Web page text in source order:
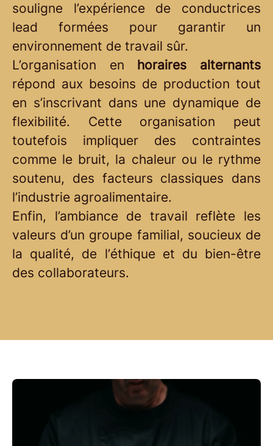
souligne l’expérience de conductrices
lead formées pour garantir un
environnement de travail sûr.
L’organisation en horaires alternants
répond aux besoins de production tout
en s’inscrivant dans une dynamique de
flexibilité. Cette organisation peut
toutefois impliquer des contraintes
comme le bruit, la chaleur ou le rythme
soutenu, des facteurs classiques dans
l’industrie agroalimentaire.
Enfin, l’ambiance de travail reflète les
valeurs d’un groupe familial, soucieux de
la qualité, de l’éthique et du bien-être
des collaborateurs.